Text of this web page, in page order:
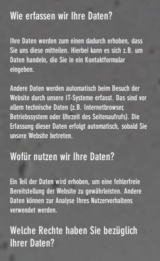
Wie erfassen wir Ihre Daten?
Ihre Daten werden zum einen dadurch erhoben, dass
Sie uns diese mitteilen. Hierbei kann es sich z.B. um
Daten handeln, die Sie in ein Kontaktformular
eingeben.
Andere Daten werden automatisch beim Besuch der
Website durch unsere IT-Systeme erfasst. Das sind vor
allem technische Daten (z.B. Internetbrowser,
Betriebssystem oder Uhrzeit des Seitenaufrufs). Die
Erfassung dieser Daten erfolgt automatisch, sobald Sie
unsere Website betreten.
Wofür nutzen wir Ihre Daten?
Ein Teil der Daten wird erhoben, um eine fehlerfreie
Bereitstellung der Website zu gewährleisten. Andere
Daten können zur Analyse Ihres Nutzerverhaltens
verwendet werden.
Welche Rechte haben Sie bezüglich
Ihrer Daten?